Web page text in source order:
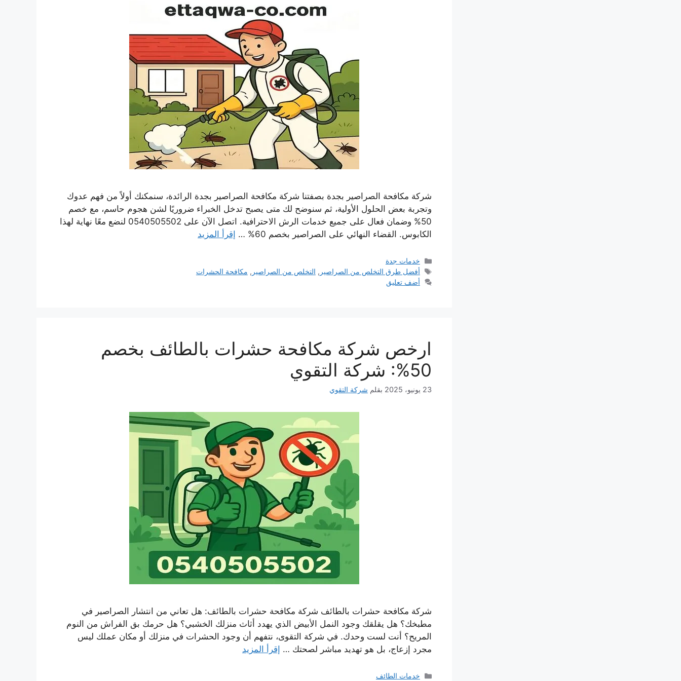
شركة مكافحة الصراصير بجدة بصفتنا شركة مكافحة الصراصير بجدة الرائدة، سنمكنك أولاً من فهم عدوك
وتجربة بعض الحلول الأولية، ثم سنوضح لك متى يصبح تدخل الخبراء ضروريًا لشن هجوم حاسم، مع خصم
50% وضمان فعال على جميع خدمات الرش الاحترافية. اتصل الآن على 0540505502 لنضع معًا نهاية لهذا
الكابوس. القضاء النهائي على الصراصير بخصم 60% …
إقرأ المزيد
التصنيفات
خدمات جدة
الوسوم
أفضل طرق التخلص من الصراصير , التخلص من الصراصير , مكافحة الحشرات
أضف تعليق
ارخص شركة مكافحة حشرات بالطائف بخصم
50%: شركة التقوي
23 يونيو، 2025 بقلم شركة التقوي
شركة مكافحة حشرات بالطائف شركة مكافحة حشرات بالطائف: هل تعاني من انتشار الصراصير في
مطبخك؟ هل يقلقك وجود النمل الأبيض الذي يهدد أثاث منزلك الخشبي؟ هل حرمك بق الفراش من النوم
المريح؟ أنت لست وحدك. في شركة التقوى، نتفهم أن وجود الحشرات في منزلك أو مكان عملك ليس
مجرد إزعاج، بل هو تهديد مباشر لصحتك … إقرأ المزيد
التصنيفات
خدمات الطائف